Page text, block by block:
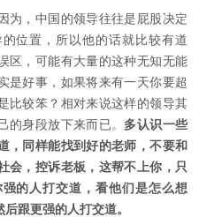
为，中国的领导往往是屁股决定
位置，所以他的话就比较有道
区，可能有大量的这种无知无能
是好事，如果将来有一天你要超
比较笨？相对来说这样的领导其
的身段放下来而已。 多认识一些
，同样能找到好的老师，不要和
会，控诉老板，这帮不上你，只
的人打交道，看他们是怎么想
跟更强的人打交道。